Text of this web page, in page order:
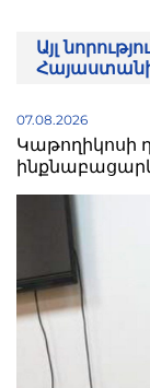
Այլ
07.08.2026
Կաթողիկոսի